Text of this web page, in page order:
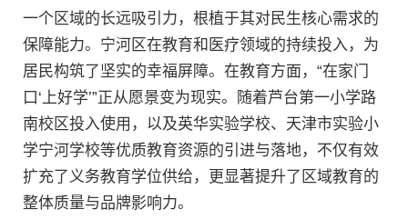
一个区域的长远吸引力，根植于其对民生核心需求的
保障能力。宁河区在教育和医疗领域的持续投入，为
居民构筑了坚实的幸福屏障。在教育方面，“在家门
口‘上好学’”正从愿景变为现实。随着芦台第一小学路
南校区投入使用，以及英华实验学校、天津市实验小
学宁河学校等优质教育资源的引进与落地，不仅有效
扩充了义务教育学位供给，更显著提升了区域教育的
整体质量与品牌影响力。